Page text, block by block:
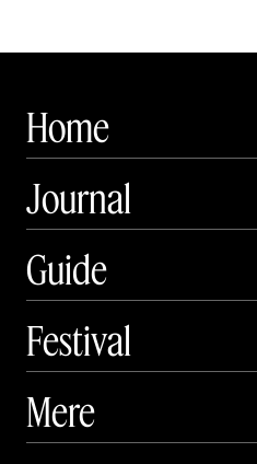
Home
Journal
Guide
Festival
 Art Matter Festival
Mere